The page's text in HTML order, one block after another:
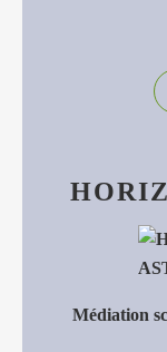
Médiation